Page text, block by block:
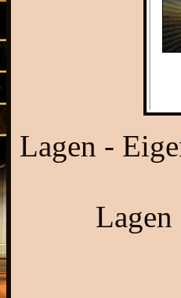
Lagen -
Lagen